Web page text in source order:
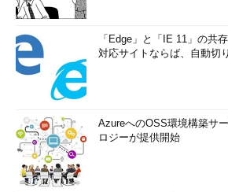
「Edge」と「IE 11」の共
対応サイトならば、自動切
AzureへのOSS環境構築サ
ロジーが提供開始